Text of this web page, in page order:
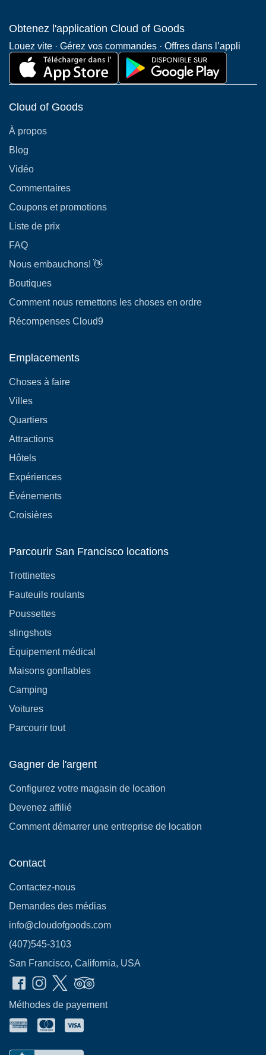
Obtenez l'application Cloud of Goods
Louez vite · Gérez vos commandes · Offres dans l’appli
Cloud of Goods
À propos
Blog
Vidéo
Commentaires
Coupons et promotions
Liste de prix
FAQ
Nous embauchons! 👋
Boutiques
Comment nous remettons les choses en ordre
Récompenses Cloud9
Emplacements
Choses à faire
Villes
Quartiers
Attractions
Hôtels
Expériences
Événements
Croisières
Parcourir San Francisco locations
Trottinettes
Fauteuils roulants
Poussettes
slingshots
Équipement médical
Maisons gonflables
Camping
Voitures
Parcourir tout
Gagner de l'argent
Configurez votre magasin de location
Devenez affilié
Comment démarrer une entreprise de location
Contact
Contactez-nous
Demandes des médias
info@cloudofgoods.com
(407)545-3103
San Francisco, California, USA
Méthodes de payement